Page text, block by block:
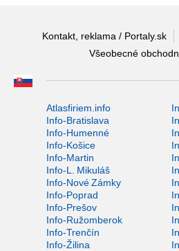
Kontakt, reklama / Portaly.sk
Všeobecné
Atlasfiriem.info
Info-Bratislava
Info-Humenné
Info-Košice
Info-Martin
Info-L. Mikuláš
Info-Nové Zámky
Info-Poprad
Info-Prešov
Info-Ružomberok
Info-Trenčín
Info-Žilina